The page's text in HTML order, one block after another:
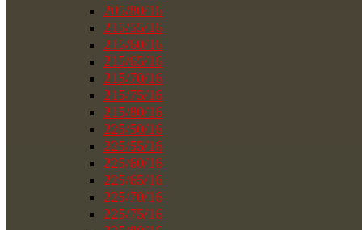
205/80/16
215/55/16
215/60/16
215/65/16
215/70/16
215/75/16
215/80/16
225/50/16
225/55/16
225/60/16
225/65/16
225/70/16
225/75/16